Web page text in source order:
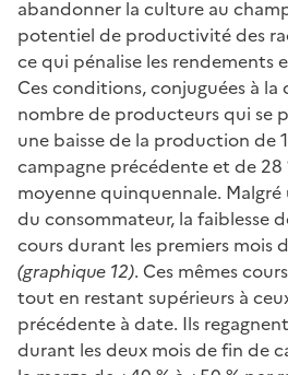
abandonner la culture au
potentiel de productivité des
ce qui pénalise les rendements
Ces conditions, conjuguées à
nombre de producteurs qui se
une baisse de la production de
campagne précédente et de 28
moyenne quinquennale.
du consommateur, la faiblesse
cours durant les premiers mois
(graphique 12). Ces mêmes
tout en restant supérieurs à
précédente à date. Ils
durant les deux mois de fin de